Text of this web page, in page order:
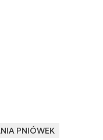
PNIÓWEK